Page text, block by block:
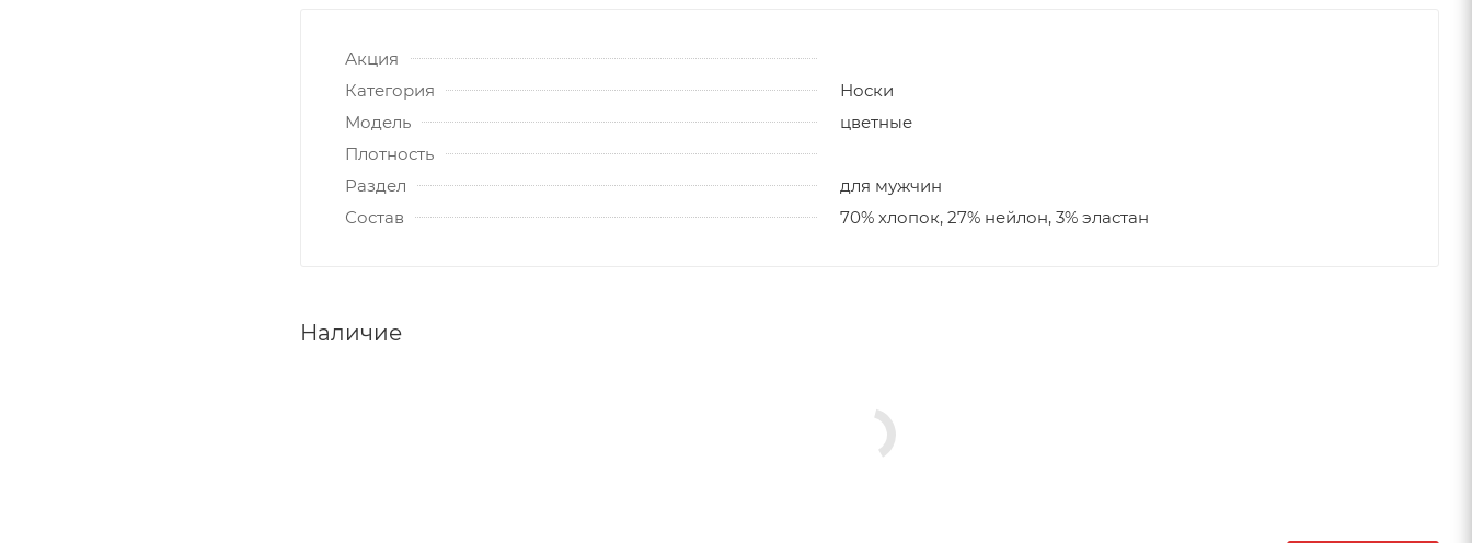
Акция
Категория
Носки
Модель
цветные
Плотность
Раздел
для мужчин
Состав
70% хлопок, 27% нейлон, 3% эластан
Наличие